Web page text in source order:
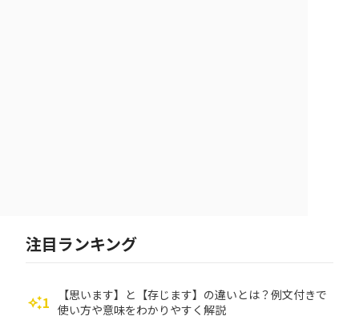
注目ランキング
auto_awesome1
【思います】と【存じます】の違いとは？例文付きで
使い方や意味をわかりやすく解説